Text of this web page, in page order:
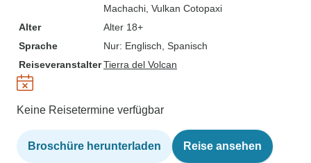
Machachi , Vulkan Cotopaxi
Alter
Alter 18+
Sprache
Nur: Englisch, Spanisch
ReiseveranstalterTierra del Volcan
Keine Reisetermine verfügbar
Broschüre herunterladen Reise ansehen